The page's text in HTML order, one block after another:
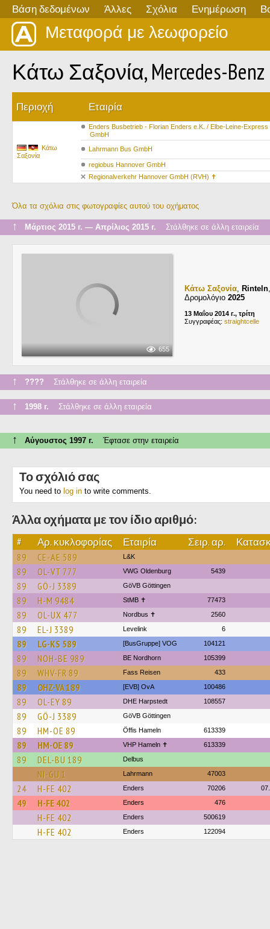
Βάση δεδομένων Άλλες Σχόλια Ενημέρωση
Μεταφορά με λεωφορείο
Κάτω Σαξονία, Mercedes-Benz
Περιοχή Εταιρία
Κάτω
Σαξονία
Enders Busbetrieb - Florian Enders e.K. / Elbe-Leine-Express
GmbH
Lahrmann Bus GmbH
regiobus Hannover GmbH
Regionalverkehr Hannover GmbH (RVH) ✝
Όλα τα σχόλια στις φωτογραφίες αυτού του οχήματος
↑ Μάρτιος 2015 г. — Απρίλιος 2015 г. Στάλθηκε σε άλλη εταιρεία
655
Κάτω Σαξονία, Rinteln
Δρομολόγιο 2025
13 Μαΐου 2014 г., τρίτη
Συγγραφέας: straightcelle
↑ ???? Στάλθηκε σε άλλη εταιρεία
↑ 1998 г. Στάλθηκε σε άλλη εταιρεία
↑ Αύγουστος 1997 г. Έφτασε στην εταιρεία
Το σχόλιό σας
You need to log in to write comments.
Άλλα οχήματα με τον ίδιο αριθμό:
# Αρ. κυκλοφορίας Εταιρία Σειρ. αρ.
89 CE-AE 589 L&K
89 OL-VT 777 VWG Oldenburg 5439
89 GÖ-J 3389 GöVB Göttingen
89 H-M 9484 StMB ✝ 77473
89 OL-UX 477 Nordbus ✝ 2560
89 EL-J 3389 Levelink 6
89 LG-KS 589 [BusGruppe] VOG 104121
89 NOH-BE 989 BE Nordhorn 105399
89 WHV-FR 89 Fass Reisen 433
89 OHZ-VA 189 [EVB] OvA 100486
89 OL-EY 89 DHE Harpstedt 108557
89 GÖ-J 3389 GöVB Göttingen
89 HM-OE 89 Öffis Hameln 613339
89 HM-OE 89 VHP Hameln ✝ 613339
89 DEL-BU 189 Delbus
NI-GU 1 Lahrmann 47003
24 H-FE 402 Enders 70206
49 H-FE 402 Enders 476
H-FE 402 Enders 500619
H-FE 402 Enders 122094